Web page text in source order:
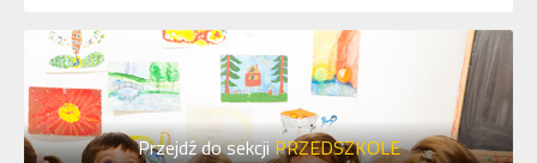
Przejdź do sekcjiPRZEDSZKOLE